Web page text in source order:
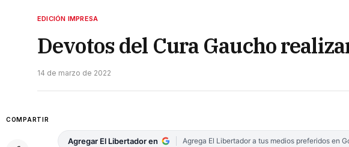
EDICIÓN IMPRESA
Devotos del Cura Gaucho
14 de marzo de 2022
COMPARTIR
Agregar El Libertador en Agrega El Libertador a tus medios preferidos en